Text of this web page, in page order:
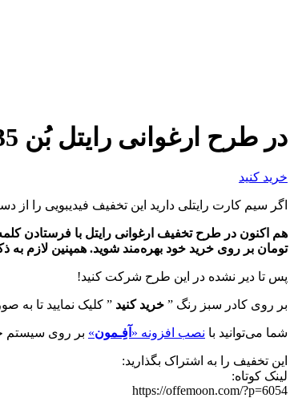
در طرح ارغوانی رایتل بُن 35 درصدی فیدیبو بگیر
خرید کنید
اگر سیم کارت رایتلی دارید این تخفیف فیدیبویی را از
تومان بر روی خرید خود بهره‌مند شوید. همپنین لازم
پس تا دیر نشده در این طرح شرکت کنید!
بر روی کادر سبز رنگ ” خرید کنید ” کلیک نمایید تا به
شما می‌توانید با نصب افزونه « آفِـمون» بر روی سیستم
این تخفیف را به اشتراک بگذارید:
لینک کوتاه:
https://offemoon.com/?p=6054